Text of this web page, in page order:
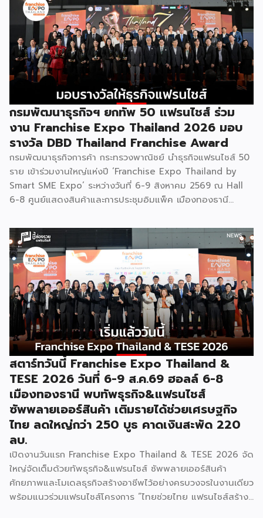
กรมพัฒนาธุรกิจฯ ยกทัพ 50 แฟรนไชส์ ร่วม
งาน Franchise Expo Thailand 2026 มอบ
รางวัล DBD Thailand Franchise Award
กรมพัฒนาธุรกิจการค้า กระทรวงพาณิชย์ นำธุรกิจแฟรนไชส์ 50
ราย เข้าร่วมงานใหญ่แห่งปี ‘Franchise Expo Thailand by
Smart SME Expo’ ระหว่างวันที่ 6-9 สิงหาคม 2569 ณ Hall
6-8 ศูนย์แสดงสินค้าและการประชุมอิมแพ็ค เมืองทองธานี
2026 ให้แก่ผู้ประกอบธุรกิจแฟรนไชส์ที่อยู่ในการส่งเสริมสนับสนุน
ของกรมฯ นายพูนพงษ์ นัยนาภากรณ์ อธิบดีกรมพัฒนาธุรกิจ
การค้า กระทรวงพาณิชย์ เปิดเผยภายหลังเป็นประธานเปิดงาน
“งานแฟรนไชส์ เอ็กซ์โป ไทยแลนด์ บาย สมาร์ท เอสเอ็มอี เอ็กซ์
โป (Franchise Expo Thailand by Smart SME Expo)” ซึ่ง
เป็นงานแสดงธุรกิจแฟรนไชส์ชั้นนำที่จัดขึ้นโดย บริษัท พีเอ็มจี
คอร์ปอเรชัน จำกัด เพื่อยกระดับศักยภาพของผู้ประกอบการและ
เจ้าของธุรกิจที่ต้องการขยายกิจการผ่านระบบแฟรนไชส์ […]
สตาร์ทวันนี้ Franchise Expo Thailand &
TESE 2026 วันที่ 6-9 ส.ค.69 ฮอลล์ 6-8
เมืองทองธานี พบทัพธุรกิจ&แฟรนไชส์
ซัพพลายเออร์สินค้า เติมรายได้ช่วยเศรษฐกิจ
ไทย ลดใหญ่กว่า 250 บูธ คาดเงินสะพัด 220
ลบ.
เปิดงานวันแรก Franchise Expo Thailand & TESE 2026 จัด
ใหญ่จัดเต็มด้วยทัพธุรกิจ&แฟรนไชส์ ซัพพลายเออร์สินค้า
ศักยภาพและโมเดลธุรกิจสร้างอาชีพไว้อย่างครบวงจรในงานเดียว
พร้อมแนวร่วมแฟรนไชส์โครงการ “ไทยช่วยไทย แฟรนไชส์สร้าง